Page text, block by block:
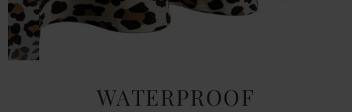
WATERPROOF